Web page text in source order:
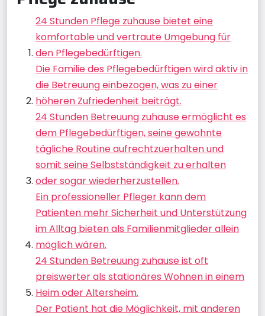
24 Stunden Pflege zuhause bietet eine
komfortable und vertraute Umgebung für
den Pflegebedürftigen.
Die Familie des Pflegebedürftigen wird aktiv in
die Betreuung einbezogen, was zu einer
höheren Zufriedenheit beiträgt.
24 Stunden Betreuung zuhause ermöglicht es
dem Pflegebedürftigen, seine gewohnte
tägliche Routine aufrechtzuerhalten und
somit seine Selbstständigkeit zu erhalten
oder sogar wiederherzustellen.
Ein professioneller Pfleger kann dem
Patienten mehr Sicherheit und Unterstützung
im Alltag bieten als Familienmitglieder allein
möglich wären.
24 Stunden Betreuung zuhause ist oft
preiswerter als stationäres Wohnen in einem
Heim oder Altersheim.
Der Patient hat die Möglichkeit, mit anderen